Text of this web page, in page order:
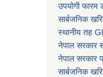
उपयोगी फारम
सार्बजनिक
स्थानीय तह
नेपाल सरकार
नेपाल सरकार
सार्बजनिक